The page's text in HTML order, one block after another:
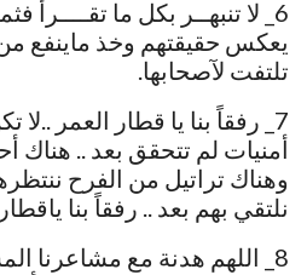
6_ لا تنبهــر بكل ما
يعكس حقيقتهم وخذ ماينفع
تلتفت لآصحابها.
7_ رفقاً بنا يا قطار العمر
أمنيات لم تتحقق بعد .. هناك
وهناك تراتيل من الفرح
نلتقي بهم بعد .. رفقاً بنا
8_ اللهم هدنة مع مشاعرنا